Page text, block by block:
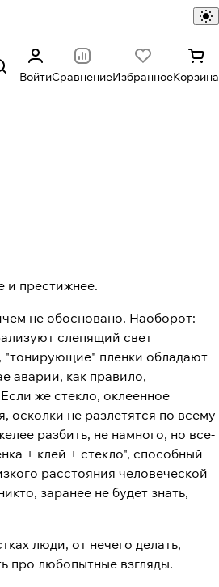
ВойтиСравнениеИзбранноеКорзина
и престижнее.
не обосновано. Наоборот:
слепящий свет
"тонирующие" пленки обладают
аварии, как правило,
же стекло, оклеенное
осколки не разлетятся по всему
разбить, не намного, но все-
+ клей + стекло", способный
расстояния человеческой
заранее не будет знать,
люди, от нечего делать,
про любопытные взгляды.